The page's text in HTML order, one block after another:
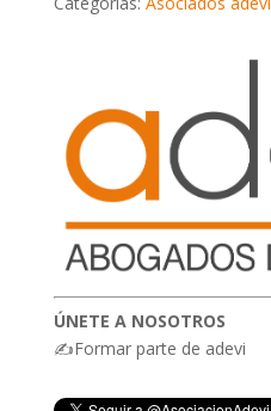
ÚNETE A NOSOTROS
✍Formar parte de adevi